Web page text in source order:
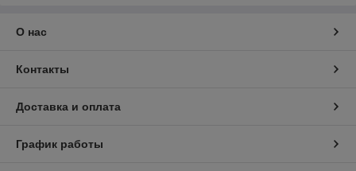
О нас
Контакты
Доставка и оплата
График работы